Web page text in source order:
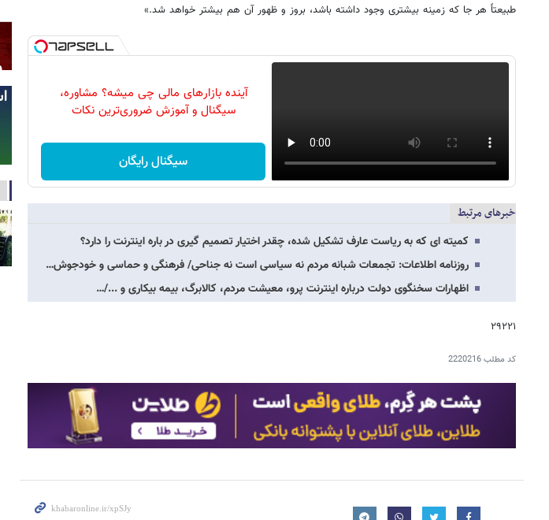
طبیعتاً هر جا که زمینه بیشتری وجود داشته باشد، بروز و ظهور آن هم بیشتر خواهد شد.»
آینده بازارهای مالی چی ‌میشه؟ مشاوره،
سیگنال و آموزش ضروری‌ترین نکات
سیگنال رایگان
خبرهای مرتبط
کمیته ای که به ریاست عارف تشکیل شده، چقدر اختیار تصمیم گیری در باره اینترنت را دارد؟
روزنامه اطلاعات: تجمعات شبانه مردم نه سیاسی است نه جناحی/ فرهنگی و حماسی و خودجوش…
اظهارات سخنگوی دولت درباره اینترنت پرو، معیشت مردم، کالابرگ، بیمه بیکاری و .../…
۲۹۲۲۱
کد مطلب2220216